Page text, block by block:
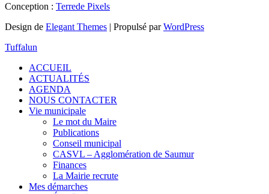
Conception : Terrede Pixels
Design de Elegant Themes | Propulsé parWordPress
Tuffalun
ACCUEIL
ACTUALITÉS
AGENDA
NOUS CONTACTER
Vie municipale
Le mot du Maire
Publications
Conseil municipal
CASVL – Agglomération de Saumur
Finances
La Mairie recrute
Mes démarches